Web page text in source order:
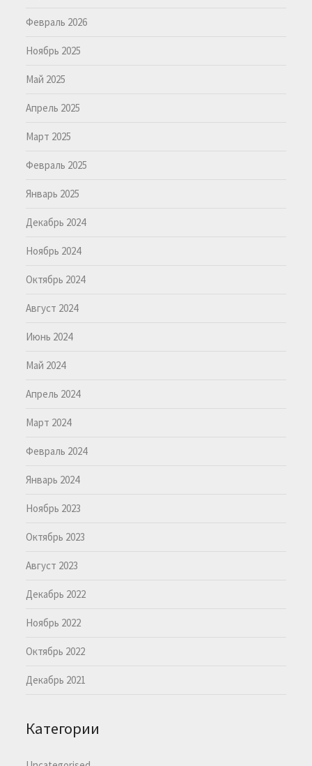
Февраль 2026
Ноябрь 2025
Май 2025
Апрель 2025
Март 2025
Февраль 2025
Январь 2025
Декабрь 2024
Ноябрь 2024
Октябрь 2024
Август 2024
Июнь 2024
Май 2024
Апрель 2024
Март 2024
Февраль 2024
Январь 2024
Ноябрь 2023
Октябрь 2023
Август 2023
Декабрь 2022
Ноябрь 2022
Октябрь 2022
Декабрь 2021
Категории